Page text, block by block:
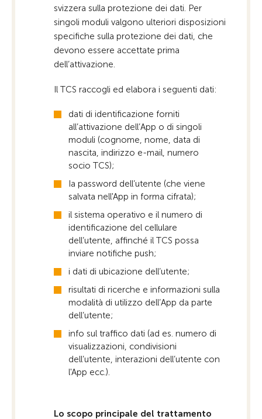
svizzera sulla protezione dei dati. Per
singoli moduli valgono ulteriori disposizioni
specifiche sulla protezione dei dati, che
devono essere accettate prima
dell’attivazione.
Il TCS raccogli ed elabora i seguenti dati:
dati di identificazione forniti
all’attivazione dell’App o di singoli
moduli (cognome, nome, data di
nascita, indirizzo e-mail, numero
socio TCS);
Ia password dell’utente (che viene
salvata nell'App in forma cifrata);
il sistema operativo e il numero di
identificazione del cellulare
dell’utente, affinché il TCS possa
inviare notifiche push;
i dati di ubicazione dell’utente;
risultati di ricerche e informazioni sulla
modalità di utilizzo dell’App da parte
dell’utente;
info sul traffico dati (ad es. numero di
visualizzazioni, condivisioni
dell’utente, interazioni dell’utente con
l'App ecc.).
Lo scopo principale del trattamento